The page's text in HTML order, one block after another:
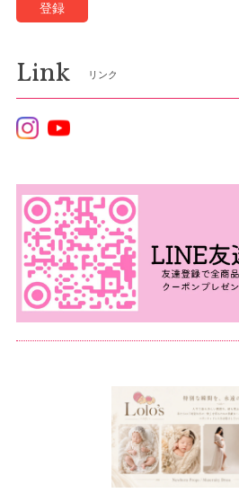
登録
Link リンク